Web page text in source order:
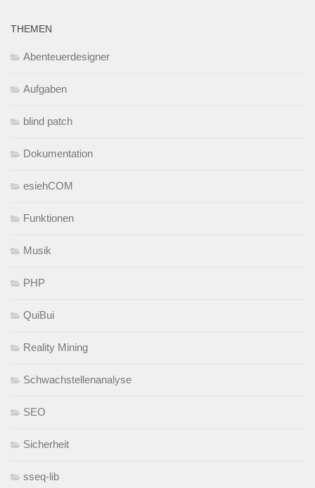
THEMEN
Abenteuerdesigner
Aufgaben
blind patch
Dokumentation
esiehCOM
Funktionen
Musik
PHP
QuiBui
Reality Mining
Schwachstellenanalyse
SEO
Sicherheit
sseq-lib